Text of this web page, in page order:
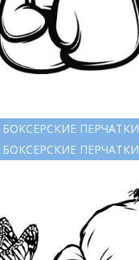
БОКСЕРСКИЕ ПЕРЧАТКИ
БОКСЕРСКИЕ ПЕРЧАТКИ